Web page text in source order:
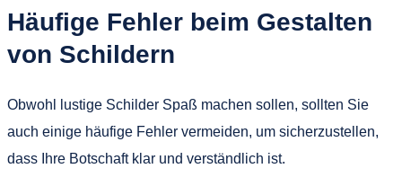
Häufige Fehler beim Gestalten
von Schildern
Obwohl lustige Schilder Spaß machen sollen, sollten Sie
auch einige häufige Fehler vermeiden, um sicherzustellen,
dass Ihre Botschaft klar und verständlich ist.